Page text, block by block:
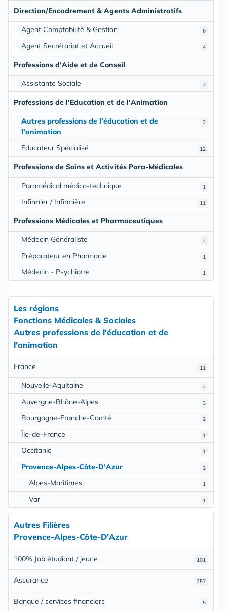
Direction/Encadrement & Agents Administratifs
6
Agent Comptabilité & Gestion
4
Agent Secrétariat et Accueil
Professions d'Aide et de Conseil
2
Assistante Sociale
Professions de l'Education et de l'Animation
2
Autres professions de l'éducation et de
l'animation
12
Educateur Spécialisé
Professions de Soins et Activités Para-Médicales
1
Paramédical médico-technique
11
Infirmier / Infirmière
Professions Médicales et Pharmaceutiques
2
Médecin Généraliste
1
Préparateur en Pharmacie
1
Médecin - Psychiatre
Les régions
Fonctions Médicales & Sociales
Autres professions de l'éducation et de
l'animation
11
France
2
Nouvelle-Aquitaine
3
Auvergne-Rhône-Alpes
2
Bourgogne-Franche-Comté
1
Île-de-France
1
Occitanie
2
Provence-Alpes-Côte-D'Azur
1
Alpes-Maritimes
1
Var
Autres Filières
Provence-Alpes-Côte-D'Azur
101
100% Job étudiant / jeune
257
Assurance
5
Banque / services financiers